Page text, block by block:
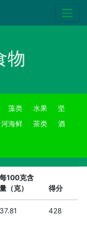
物
藻类 水果
坚
河海鲜 茶类
酒
每100克含
量（克）
得分
37.81 428